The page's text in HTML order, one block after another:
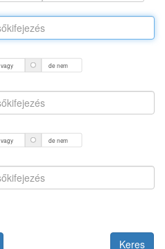
vagy de nem
vagy de nem